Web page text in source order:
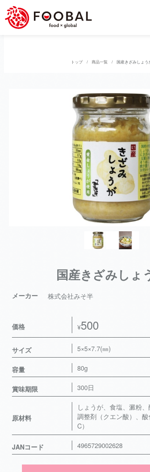
トップ 商品一覧 国産きざみしょう
国産きざみしょ
メーカー 株式会社みそ半
価格 ¥500
サイズ 5×5×7.7(㎜)
容量 80g
賞味期限 300日
原材料
しょうが、食塩、澱粉
調整剤（クエン酸）、
C）
JANコード 4965729002628